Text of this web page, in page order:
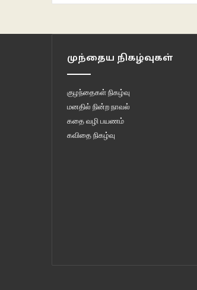
முந்தைய நிகழ்வுகள்
குழந்தைகள் நிகழ்வு
மனதில் நின்ற நாவல்
கதை வழி பயணம்
கவிதை நிகழ்வு